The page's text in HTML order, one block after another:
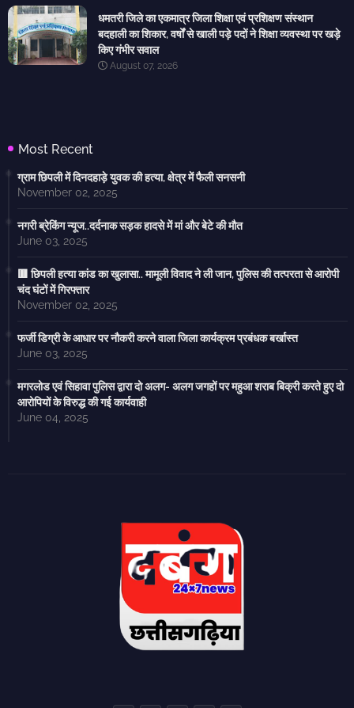
धमतरी जिले का एकमात्र जिला शिक्षा एवं प्रशिक्षण संस्थान
बदहाली का शिकार, वर्षों से खाली पड़े पदों ने शिक्षा व्यवस्था पर खड़े
किए गंभीर सवाल
August 07, 2026
Most Recent
ग्राम छिपली में दिनदहाड़े युवक की हत्या, क्षेत्र में फैली सनसनी
November 02, 2025
नगरी ब्रेकिंग न्यूज..दर्दनाक सड़क हादसे में मां और बेटे की मौत
June 03, 2025
🟥 छिपली हत्या कांड का खुलासा.. मामूली विवाद ने ली जान, पुलिस की तत्परता से आरोपी
चंद घंटों में गिरफ्तार
November 02, 2025
फर्जी डिग्री के आधार पर नौकरी करने वाला जिला कार्यक्रम प्रबंधक बर्खास्त
June 03, 2025
मगरलोड एवं सिहावा पुलिस द्वारा दो अलग- अलग जगहों पर महुआ शराब बिक्री करते हुए दो
आरोपियों के विरुद्ध की गई कार्यवाही
June 04, 2025